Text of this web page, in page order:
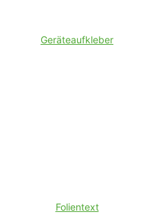
Geräteaufkleber
Folientext